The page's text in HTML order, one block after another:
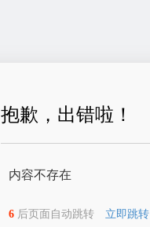
抱歉，出错啦！
内容不存在
6 后页面自动跳转 立即跳转